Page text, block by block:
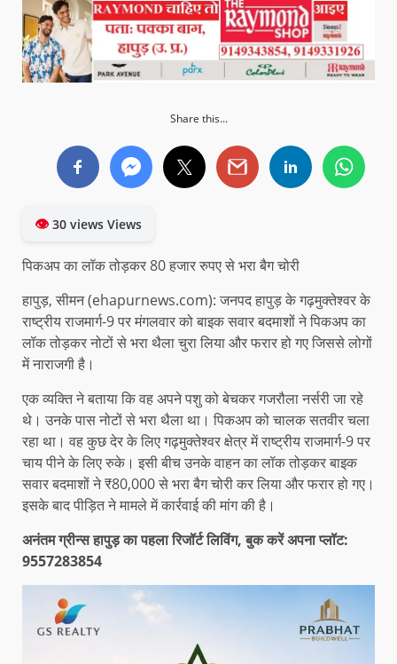
Share this...
👁30 views Views
पिकअप का लॉक तोड़कर 80 हजार रुपए से भरा बैग चोरी
हापुड़, सीमन (ehapurnews.com): जनपद हापुड़ के गढ़मुक्तेश्वर के
राष्ट्रीय राजमार्ग-9 पर मंगलवार को बाइक सवार बदमाशों ने पिकअप का
लॉक तोड़कर नोटों से भरा थैला चुरा लिया और फरार हो गए जिससे लोगों
में नाराजगी है।
एक व्यक्ति ने बताया कि वह अपने पशु को बेचकर गजरौला नर्सरी जा रहे
थे। उनके पास नोटों से भरा थैला था। पिकअप को चालक सतवीर चला
रहा था। वह कुछ देर के लिए गढ़मुक्तेश्वर क्षेत्र में राष्ट्रीय राजमार्ग-9 पर
चाय पीने के लिए रुके। इसी बीच उनके वाहन का लॉक तोड़कर बाइक
सवार बदमाशों ने ₹80,000 से भरा बैग चोरी कर लिया और फरार हो गए।
इसके बाद पीड़ित ने मामले में कार्रवाई की मांग की है।
अनंतम ग्रीन्स हापुड़ का पहला रिजॉर्ट लिविंग, बुक करें अपना प्लॉट:
9557283854